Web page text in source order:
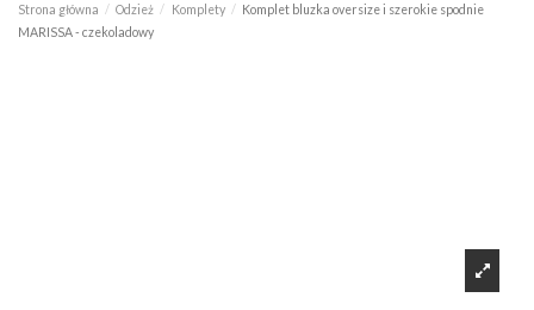
Strona główna Odzież Komplety
Komplet bluzka oversize i szerokie spodnie
MARISSA - czekoladowy